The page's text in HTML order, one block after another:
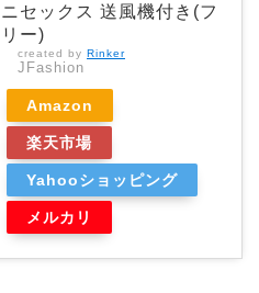
ニセックス 送風機付き(フ
リー)
created by Rinker
JFashion
Amazon
楽天市場
Yahooショッピング
メルカリ